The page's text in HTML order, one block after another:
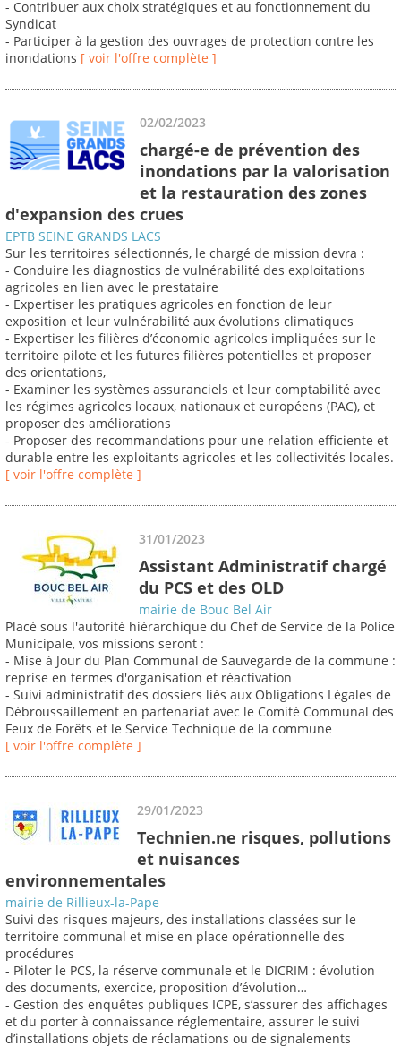
- Contribuer aux choix stratégiques et au fonctionnement du
Syndicat
- Participer à la gestion des ouvrages de protection contre les
inondations [ voir l'offre complète ]
02/02/2023
chargé-e de prévention des
inondations par la valorisation
et la restauration des zones
d'expansion des crues
EPTB SEINE GRANDS LACS
Sur les territoires sélectionnés, le chargé de mission devra :
- Conduire les diagnostics de vulnérabilité des exploitations
agricoles en lien avec le prestataire
- Expertiser les pratiques agricoles en fonction de leur
exposition et leur vulnérabilité aux évolutions climatiques
- Expertiser les filières d’économie agricoles impliquées sur le
territoire pilote et les futures filières potentielles et proposer
des orientations,
- Examiner les systèmes assuranciels et leur comptabilité avec
les régimes agricoles locaux, nationaux et européens (PAC), et
proposer des améliorations
- Proposer des recommandations pour une relation efficiente et
durable entre les exploitants agricoles et les collectivités locales.
[ voir l'offre complète ]
31/01/2023
Assistant Administratif chargé
du PCS et des OLD
mairie de Bouc Bel Air
Placé sous l'autorité hiérarchique du Chef de Service de la Police
Municipale, vos missions seront :
- Mise à Jour du Plan Communal de Sauvegarde de la commune :
reprise en termes d'organisation et réactivation
- Suivi administratif des dossiers liés aux Obligations Légales de
Débroussaillement en partenariat avec le Comité Communal des
Feux de Forêts et le Service Technique de la commune
[ voir l'offre complète ]
29/01/2023
Technien.ne risques, pollutions
et nuisances
environnementales
mairie de Rillieux-la-Pape
Suivi des risques majeurs, des installations classées sur le
territoire communal et mise en place opérationnelle des
procédures
- Piloter le PCS, la réserve communale et le DICRIM : évolution
des documents, exercice, proposition d’évolution…
- Gestion des enquêtes publiques ICPE, s’assurer des affichages
et du porter à connaissance réglementaire, assurer le suivi
d’installations objets de réclamations ou de signalements